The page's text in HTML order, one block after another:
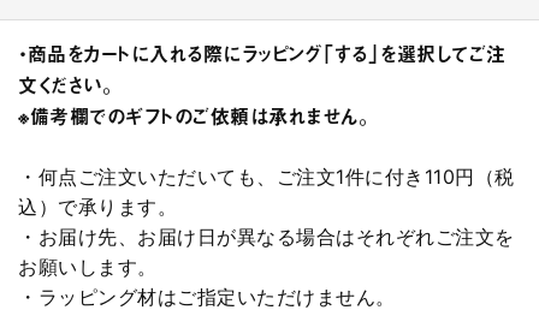
・商品をカートに入れる際にラッピング「する」を選択してご注
文ください。
※備考欄でのギフトのご依頼は承れません。
・何点ご注文いただいても、ご注文1件に付き110円（税
込）で承ります。
・お届け先、お届け日が異なる場合はそれぞれご注文を
お願いします。
・ラッピング材はご指定いただけません。